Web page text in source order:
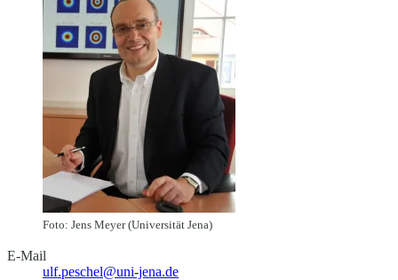
Foto: Jens Meyer (Universität Jena)
E-Mail
ulf.peschel@uni-jena.de